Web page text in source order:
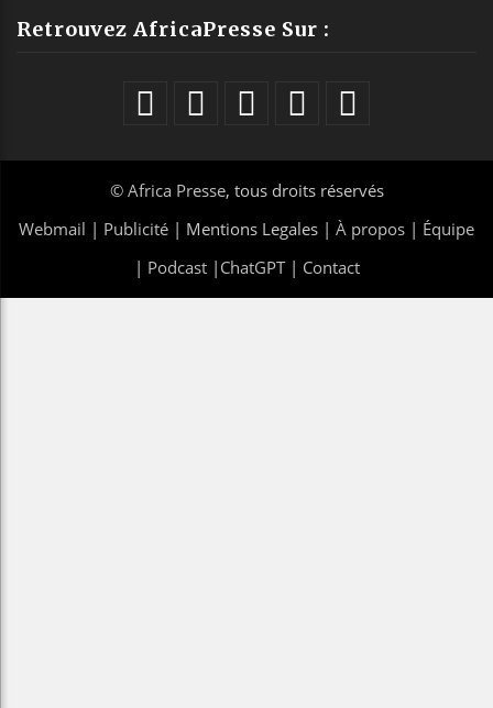
Retrouvez AfricaPresse Sur :
© Africa Presse, tous droits réservés
Webmail | Publicité | Mentions Legales | À propos | Équipe
| Podcast| ChatGPT| Contact